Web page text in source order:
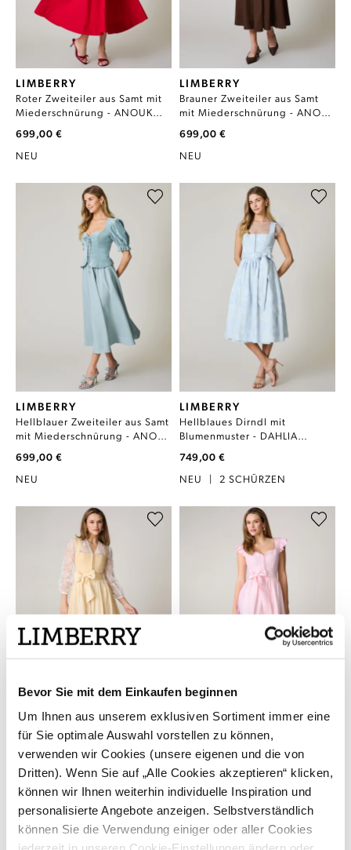
Bevor Sie mit dem Einkaufen beginnen
Um Ihnen aus unserem exklusiven Sortiment immer eine
für Sie optimale Auswahl vorstellen zu können,
verwenden wir Cookies (unsere eigenen und die von
Dritten). Wenn Sie auf „Alle Cookies akzeptieren“ klicken,
können wir Ihnen weiterhin individuelle Inspiration und
personalisierte Angebote anzeigen. Selbstverständlich
können Sie die Verwendung einiger oder aller Cookies
LIMBERRY
Roter Zweiteiler aus Samt mit
Miederschnürung - ANOUK
699,00 €
NEU
LIMBERRY
Brauner Zweiteiler aus Samt
mit Miederschnürung - ANOUK
699,00 €
NEU
LIMBERRY
Hellblauer Zweiteiler aus Samt
mit Miederschnürung - ANOUK
699,00 €
NEU
LIMBERRY
Hellblaues Dirndl mit
Blumenmuster - DAHLIA
749,00 €
NEU 2 SCHÜRZEN
COCOVERO
Dirndl in zartem Gelb -
HERMINE PURE YELLOW
629,00 €
ALPENHERZ
abnehmbaren Ärmeln - MARIE
ROSA
699,00 €